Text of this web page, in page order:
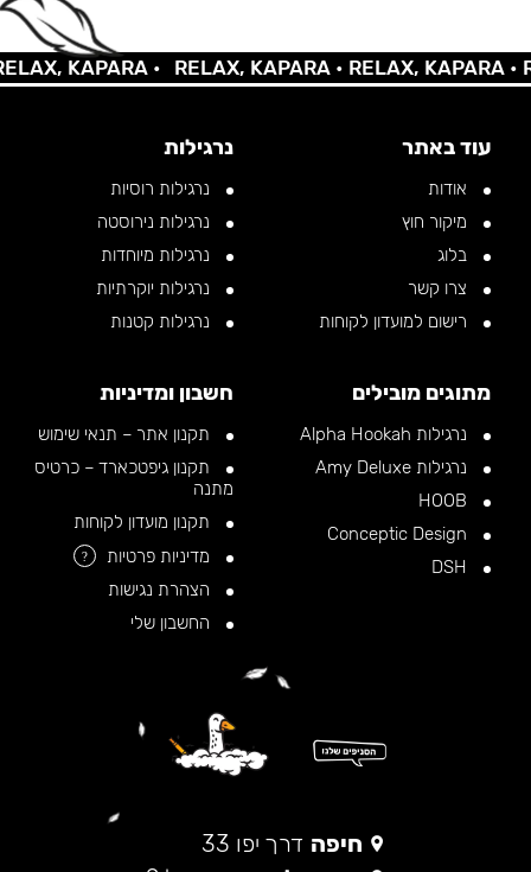
KAPARA • RELAX, KAPARA •RELAX, KAPARA •
עוד באתר
אודות
מיקור חוץ
בלוג
צרו קשר
רישום למועדון לקוחות
נרגילות
נרגילות רוסיות
נרגילות נירוסטה
נרגילות מיוחדות
נרגילות יוקרתיות
נרגילות קטנות
מתוגים מובילים
נרגילות Alpha Hookah
נרגילות Amy Deluxe
חשבון ומדיניות
תקנון אתר – תנאי שימוש
תקנון גיפטכארד – כרטיס
מתנה
תקנון מועדון לקוחות
מדיניות פרטיות
?
הצהרת נגישות
החשבון שלי
חיפה דרך יפו 33